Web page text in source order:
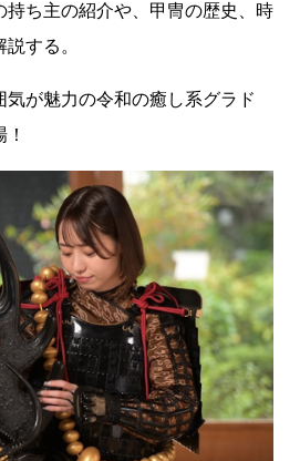
持ち主の紹介や、甲冑の歴史、時
する。
が魅力の令和の癒し系グラド